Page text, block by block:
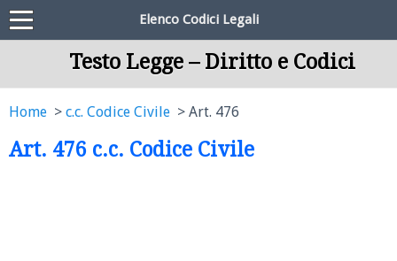
Elenco Codici Legali
Testo Legge – Diritto e Codici
Home c.c. Codice Civile Art. 476
Art. 476 c.c. Codice Civile